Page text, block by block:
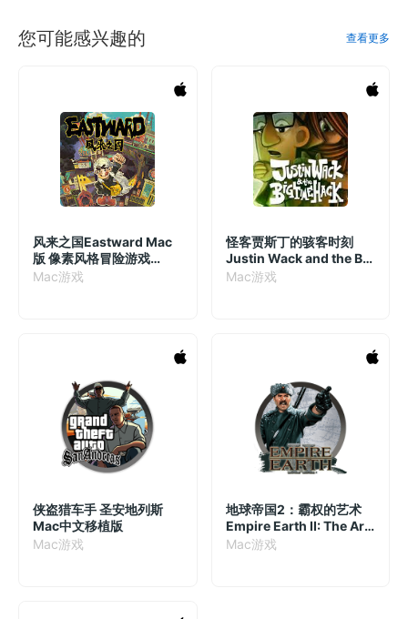
您可能感兴趣的 查看更多
风来之国Eastward Mac
版 像素风格冒险游戏
v1.2.1
Mac游戏
怪客贾斯丁的骇客时刻
Justin Wack and the Big
Time Hack Mac版 点击式
Mac游戏
侠盗猎车手 圣安地列斯
Mac中文移植版
Mac游戏
地球帝国2：霸权的艺术
Empire Earth II: The Art
of Supremacy mac
Mac游戏